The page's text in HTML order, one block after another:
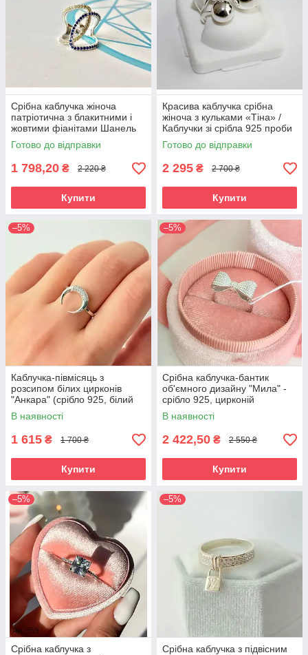
Срібна каблучка жіноча
патріотична з блакитними і
жовтими фіанітами Шанель
Готово до відправки
1 798,20 ₴ 2 220 ₴
Купити
Красива каблучка срібна
жіноча з кульками «Тіна» /
Каблучки зі срібла 925 проби
в подарунок дівчині
Готово до відправки
2 295 ₴ 2 700 ₴
Купити
–5%
Каблучка-півмісяць з
розсипом білих цирконів
"Анкара" (срібло 925, білий
цирконій)
В наявності
1 615 ₴ 1 700 ₴
Купити
–5%
Срібна каблучка-бантик
об'ємного дизайну "Мила" -
срібло 925, цирконій
В наявності
2 422,50 ₴ 2 550 ₴
Купити
–5%
Срібна каблучка з
–5%
Срібна каблучка з підвісним